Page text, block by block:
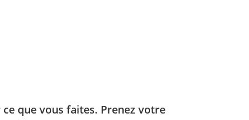
que vous faites. Prenez votre